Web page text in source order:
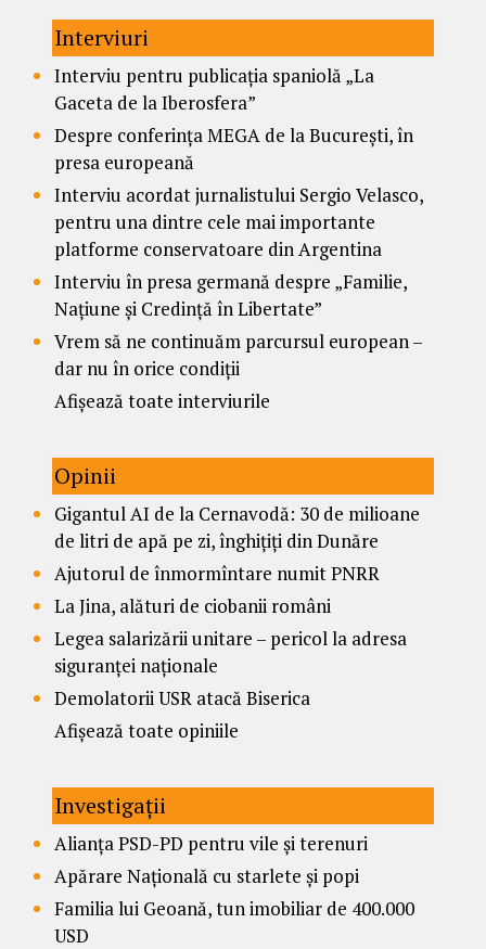
Interviuri
Interviu pentru publicația spaniolă „La
Gaceta de la Iberosfera”
Despre conferința MEGA de la București, în
presa europeană
Interviu acordat jurnalistului Sergio Velasco,
pentru una dintre cele mai importante
platforme conservatoare din Argentina
Interviu în presa germană despre „Familie,
Națiune și Credință în Libertate”
Vrem să ne continuăm parcursul european –
dar nu în orice condiții
Afișează toate interviurile
Opinii
Gigantul AI de la Cernavodă: 30 de milioane
de litri de apă pe zi, înghițiți din Dunăre
Ajutorul de înmormîntare numit PNRR
La Jina, alături de ciobanii români
Legea salarizării unitare – pericol la adresa
siguranței naționale
Demolatorii USR atacă Biserica
Afișează toate opiniile
Investigații
Alianța PSD-PD pentru vile și terenuri
Apărare Națională cu starlete și popi
Familia lui Geoană, tun imobiliar de 400.000
USD